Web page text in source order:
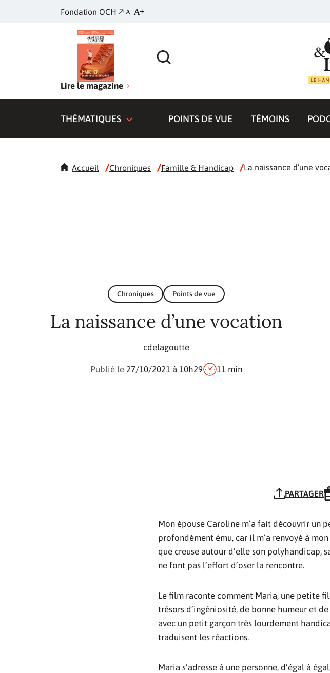
Fondation OCH A-A+
Lire le magazine
THÉMATIQUES POINTS DE VUE TÉMOINS
Accueil /Chroniques /Famille & Handicap /La naissance d’une
Chroniques Points de vue
La naissance d’une vocation
cdelagoutte
Publié le 27/10/2021 à 10h29 11 min
PARTAGER
Mon épouse Caroline m’a fait découvrir un
profondément ému, car il m’a renvoyé à
que creuse autour d’elle son polyhandicap,
ne font pas l’effort d’oser la rencontre.
Le film raconte comment Maria, une petite
trésors d’ingéniosité, de bonne humeur et
avec un petit garçon très lourdement
traduisent les réactions.
Maria s’adresse à une personne, d’égal à